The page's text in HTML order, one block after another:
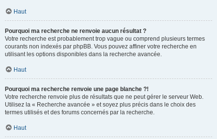
Haut
Pourquoi ma recherche ne renvoie aucun résultat ?
Votre recherche est probablement trop vague ou comprend plusieurs termes
courants non indexés par phpBB. Vous pouvez affiner votre recherche en
utilisant les options disponibles dans la recherche avancée.
Haut
Pourquoi ma recherche renvoie une page blanche ?!
Votre recherche renvoie plus de résultats que ne peut gérer le serveur Web.
Utilisez la « Recherche avancée » et soyez plus précis dans le choix des
termes utilisés et des forums concernés par la recherche.
Haut